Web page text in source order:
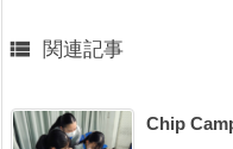
 関連記事
Chip